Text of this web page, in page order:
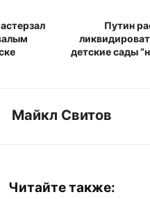
Путин
детские сады
Майкл Свитов
Читайте также: